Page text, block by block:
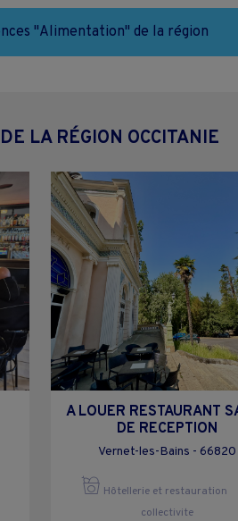
"Alimentation" de la région
LA RÉGION OCCITANIE
A LOUER RESTAURANT
DE RECEPTION
Vernet-les-Bains - 66820
Hôtellerie et restauration
collectivite